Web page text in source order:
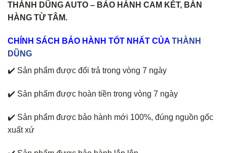
THÀNH DŨNG AUTO – BẢO HÀNH CAM KẾT, BÁN
HÀNG TỪ TÂM.
CHÍNH SÁCH BẢO HÀNH TỐT NHẤT CỦA THÀNH
DŨNG
✔️ Sản phẩm được đổi trả trong vòng 7 ngày
✔️ Sản phẩm được hoàn tiền trong vòng 7 ngày
✔️ Sản phẩm được bảo hành mới 100%, đúng nguồn gốc
xuất xứ